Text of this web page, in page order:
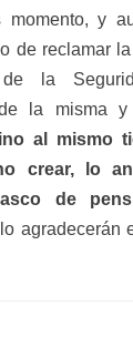
momento, y
de reclamar
de la
la misma
al mismo
crear, lo
de
agradecerán